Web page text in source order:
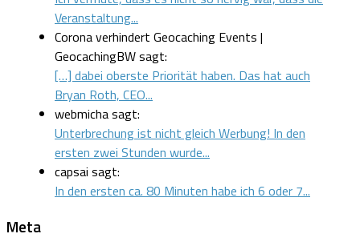
Veranstaltung...
Corona verhindert Geocaching Events |
GeocachingBW sagt:
[…] dabei oberste Priorität haben. Das hat auch
Bryan Roth, CEO...
webmicha sagt:
Unterbrechung ist nicht gleich Werbung! In den
ersten zwei Stunden wurde...
capsai sagt:
In den ersten ca. 80 Minuten habe ich 6 oder 7...
Meta